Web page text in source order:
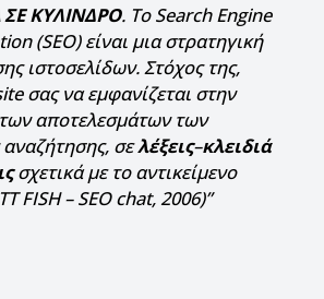
ΣΕ ΚΥΛΙΝΔΡΟ. Το Search Engine
(SEO) είναι μια στρατηγική
ιστοσελίδων. Στόχος της,
σας να εμφανίζεται στην
αποτελεσμάτων των
σελέξεις–κλειδιά
σχετικά με το αντικείμενο
FISH – SEO chat, 2006)”